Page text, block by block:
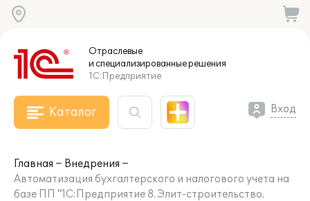
Отраслевые
и специализированныерешения
1С:Предприятие
Каталог Вход
Главная
Внедрения
Автоматизация бухгалтерского и налогового учета на
базе ПП "1С:Предприятие 8. Элит-строительство.